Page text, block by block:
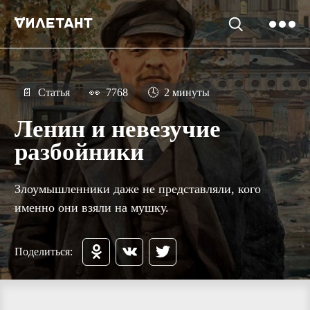
📄 Статья 👀 7768 🕓 2 минуты
Ленин и невезучие
разбойники
Злоумышленники даже не представляли, кого
именно они взяли на мушку.
Поделиться: